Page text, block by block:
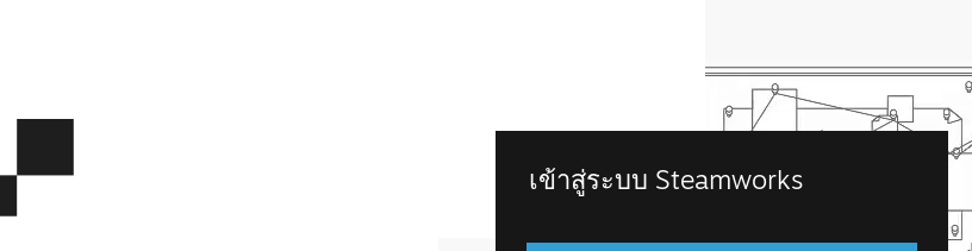
เข้าสู่ระบบ Steamworks
เข้าร่วม Steamworks